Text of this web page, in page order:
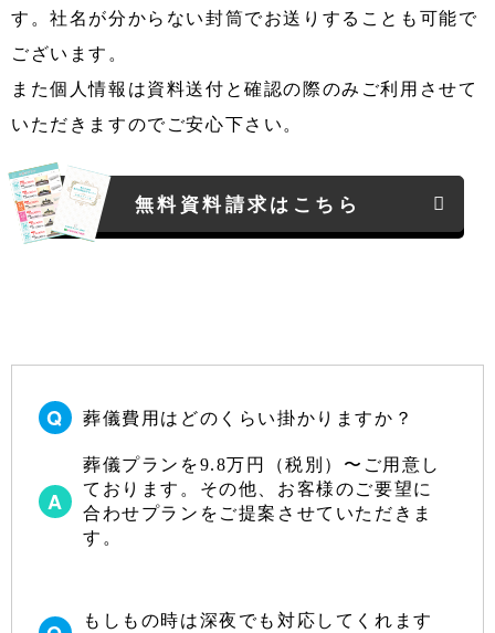
す。社名が分からない封筒でお送りすることも可能で
ございます。
また個人情報は資料送付と確認の際のみご利用させて
いただきますのでご安心下さい。
無料資料請求はこちら
葬儀費用はどのくらい掛かりますか？
葬儀プランを9.8万円（税別）〜ご用意し
ております。その他、お客様のご要望に
合わせプランをご提案させていただきま
す。
もしもの時は深夜でも対応してくれます